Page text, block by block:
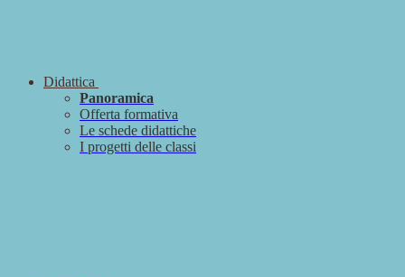
Didattica
Panoramica
Offerta formativa
Le schede didattiche
I progetti delle classi